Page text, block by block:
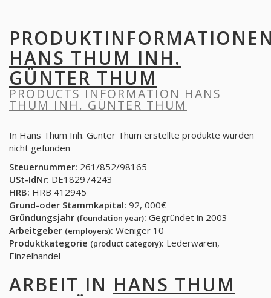
HANS THUM INH.
GÜNTER THUM
PRODUCTS INFORMATION HANS
THUM INH. GÜNTER THUM
In Hans Thum Inh. Günter Thum erstellte produkte wurden
nicht gefunden
Steuernummer: 261/852/98165
USt-IdNr: DE182974243
HRB: HRB 412945
Grund-oder Stammkapital: 92, 000€
Gründungsjahr (foundation year): Gegründet in 2003
Arbeitgeber (employers): Weniger 10
Produktkategorie (product category): Lederwaren,
Einzelhandel
ARBEIT IN HANS THUM